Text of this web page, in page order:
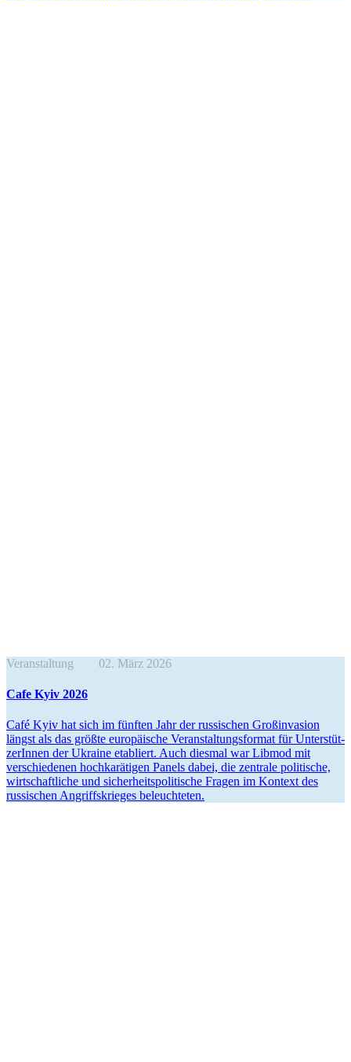
Veranstaltung 02. März 2026
Cafe Kyiv 2026
Café Kyiv hat sich im fünften Jahr der russi­schen Großin­vasion
längst als das größte europäische Veran­stal­tungs­format für Unter­stüt­
ze­rInnen der Ukraine etabliert. Auch diesmal war Libmod mit
verschie­denen hochka­rä­tigen Panels dabei, die zentrale politische,
wirtschaft­liche und sicher­heits­po­li­tische Fragen im Kontext des
russi­schen Angriffs­krieges beleuchteten.